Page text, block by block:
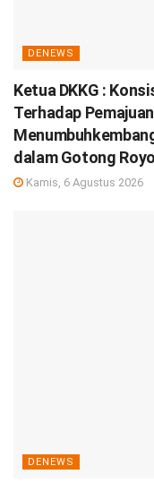
DENEWS
Ketua DKKG :
Terhadap
dalam Gotong
Kamis, 6 Agustus 2026
DENEWS